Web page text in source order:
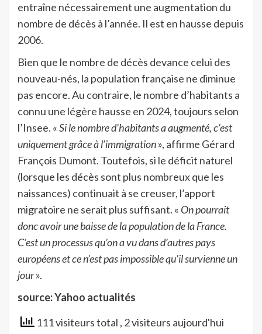
entraîne nécessairement une augmentation du
nombre de décès à l’année. Il est en hausse depuis
2006.
Bien que le nombre de décès devance celui des
nouveau-nés, la population française ne diminue
pas encore. Au contraire, le nombre d’habitants a
connu une légère hausse en 2024, toujours selon
l’Insee. «Si le nombre d’habitants a augmenté, c’est
uniquement grâce à l’immigration», affirme Gérard
François Dumont. Toutefois, si le déficit naturel
(lorsque les décès sont plus nombreux que les
naissances) continuait à se creuser, l’apport
migratoire ne serait plus suffisant. « On pourrait
donc avoir une baisse de la population de la France.
C’est un processus qu’on a vu dans d’autres pays
européens et ce n’est pas impossible qu’il survienne un
jour».
source: Yahoo actualités
111 visiteurs total , 2 visiteurs aujourd'hui